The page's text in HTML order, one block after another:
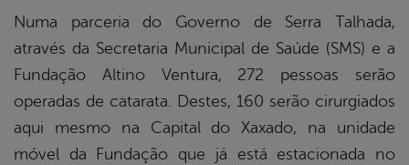
Numa parceria do Governo de Serra Talhada,
através da Secretaria Municipal de Saúde (SMS) e a
Fundação Altino Ventura, 272 pessoas serão
operadas de catarata. Destes, 160 serão cirurgiados
aqui mesmo na Capital do Xaxado, na unidade
móvel da Fundação que já está estacionada no